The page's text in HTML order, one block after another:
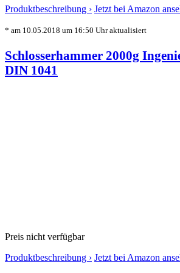
Produktbeschreibung › Jetzt bei Amazon
* am 10.05.2018 um 16:50 Uhr aktualisiert
Schlosserhammer 2000g
DIN 1041
Preis nicht verfügbar
Produktbeschreibung › Jetzt bei Amazon